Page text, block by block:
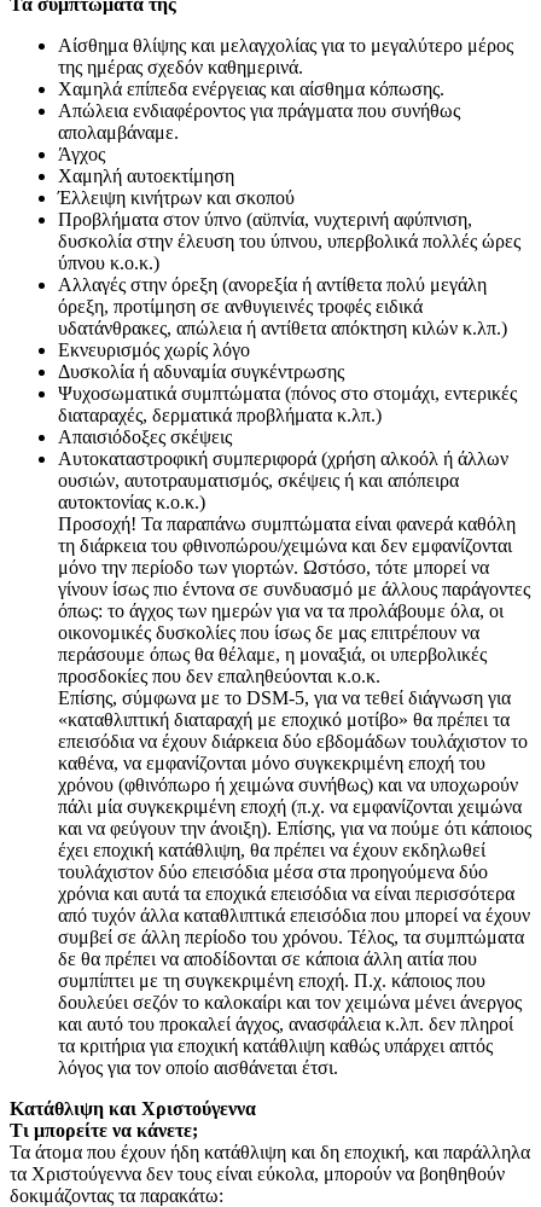
Αίσθημα θλίψης και μελαγχολίας για το μεγαλύτερο μέρος
της ημέρας σχεδόν καθημερινά.
Χαμηλά επίπεδα ενέργειας και αίσθημα κόπωσης.
Απώλεια ενδιαφέροντος για πράγματα που συνήθως
απολαμβάναμε.
Άγχος
Χαμηλή αυτοεκτίμηση
Έλλειψη κινήτρων και σκοπού
Προβλήματα στον ύπνο (αϋπνία, νυχτερινή αφύπνιση,
δυσκολία στην έλευση του ύπνου, υπερβολικά πολλές ώρες
ύπνου κ.ο.κ.)
Αλλαγές στην όρεξη (ανορεξία ή αντίθετα πολύ μεγάλη
όρεξη, προτίμηση σε ανθυγιεινές τροφές ειδικά
υδατάνθρακες, απώλεια ή αντίθετα απόκτηση κιλών κ.λπ.)
Εκνευρισμός χωρίς λόγο
Δυσκολία ή αδυναμία συγκέντρωσης
Ψυχοσωματικά συμπτώματα (πόνος στο στομάχι, εντερικές
διαταραχές, δερματικά προβλήματα κ.λπ.)
Απαισιόδοξες σκέψεις
Αυτοκαταστροφική συμπεριφορά (χρήση αλκοόλ ή άλλων
ουσιών, αυτοτραυματισμός, σκέψεις ή και απόπειρα
αυτοκτονίας κ.ο.κ.)
Προσοχή! Τα παραπάνω συμπτώματα είναι φανερά καθόλη
τη διάρκεια του φθινοπώρου/χειμώνα και δεν εμφανίζονται
μόνο την περίοδο των γιορτών. Ωστόσο, τότε μπορεί να
γίνουν ίσως πιο έντονα σε συνδυασμό με άλλους παράγοντες
όπως: το άγχος των ημερών για να τα προλάβουμε όλα, οι
οικονομικές δυσκολίες που ίσως δε μας επιτρέπουν να
περάσουμε όπως θα θέλαμε, η μοναξιά, οι υπερβολικές
προσδοκίες που δεν επαληθεύονται κ.ο.κ.
Επίσης, σύμφωνα με το DSM-5, για να τεθεί διάγνωση για
«καταθλιπτική διαταραχή με εποχικό μοτίβο» θα πρέπει τα
επεισόδια να έχουν διάρκεια δύο εβδομάδων τουλάχιστον το
καθένα, να εμφανίζονται μόνο συγκεκριμένη εποχή του
χρόνου (φθινόπωρο ή χειμώνα συνήθως) και να υποχωρούν
πάλι μία συγκεκριμένη εποχή (π.χ. να εμφανίζονται χειμώνα
και να φεύγουν την άνοιξη). Επίσης, για να πούμε ότι κάποιος
έχει εποχική κατάθλιψη, θα πρέπει να έχουν εκδηλωθεί
τουλάχιστον δύο επεισόδια μέσα στα προηγούμενα δύο
χρόνια και αυτά τα εποχικά επεισόδια να είναι περισσότερα
από τυχόν άλλα καταθλιπτικά επεισόδια που μπορεί να έχουν
συμβεί σε άλλη περίοδο του χρόνου. Τέλος, τα συμπτώματα
δε θα πρέπει να αποδίδονται σε κάποια άλλη αιτία που
συμπίπτει με τη συγκεκριμένη εποχή. Π.χ. κάποιος που
δουλεύει σεζόν το καλοκαίρι και τον χειμώνα μένει άνεργος
και αυτό του προκαλεί άγχος, ανασφάλεια κ.λπ. δεν πληροί
τα κριτήρια για εποχική κατάθλιψη καθώς υπάρχει απτός
λόγος για τον οποίο αισθάνεται έτσι.
Κατάθλιψη και Χριστούγεννα
Τι μπορείτε να κάνετε;
Τα άτομα που έχουν ήδη κατάθλιψη και δη εποχική, και παράλληλα
τα Χριστούγεννα δεν τους είναι εύκολα, μπορούν να βοηθηθούν
δοκιμάζοντας τα παρακάτω: